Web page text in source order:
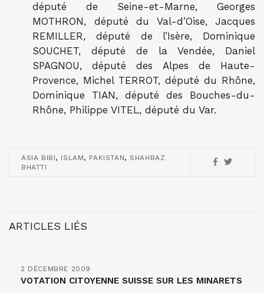
député de Seine-et-Marne, Georges
MOTHRON, député du Val-d’Oise, Jacques
REMILLER, député de l’Isère, Dominique
SOUCHET, député de la Vendée, Daniel
SPAGNOU, député des Alpes de Haute-
Provence, Michel TERROT, député du Rhône,
Dominique TIAN, député des Bouches-du-
Rhône, Philippe VITEL, député du Var.
ASIA BIBI, ISLAM, PAKISTAN, SHAHBAZ
BHATTI
ARTICLES LIÉS
2 DÉCEMBRE 2009
VOTATION CITOYENNE SUISSE SUR LES MINARETS